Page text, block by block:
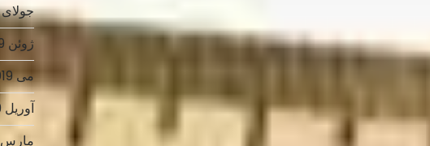
جولای
ژوئن 2019
می 2019
آوریل 2019
مارس 2019